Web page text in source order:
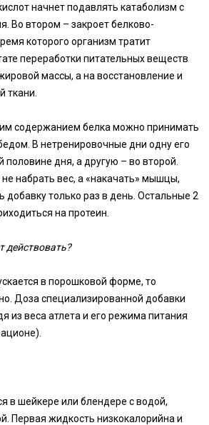
начнет подавлять катаболизм с
Во втором – закроет белково-
которого организм тратит
переработки питательных веществ
массы, а на восстановление и
ткани.
содержанием белка можно принимать
В нетренировочные дни одну его
дня, а другую – во второй.
не набрать вес, а «накачать» мышцы,
добавку только раз в день. Остальные 2
на протеин.
действовать?
в порошковой форме, то
Доза специализированной добавки
из веса атлета и его режима питания
в шейкере или блендере с водой,
Первая жидкость низкокалорийна и